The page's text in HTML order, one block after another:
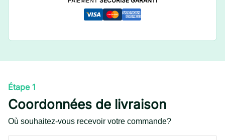
Étape 1
Coordonnées de livraison
Où souhaitez-vous recevoir votre commande?